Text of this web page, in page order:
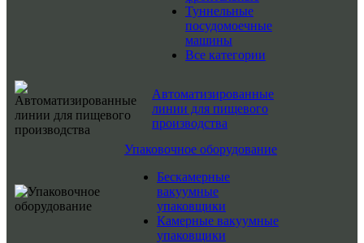
Туннельные
посудомоечные
машины
Все категории
Автоматизированные
линии для пищевого
производства
Упаковочное оборудование
Бескамерные
вакуумные
упаковщики
Камерные вакуумные
упаковщики